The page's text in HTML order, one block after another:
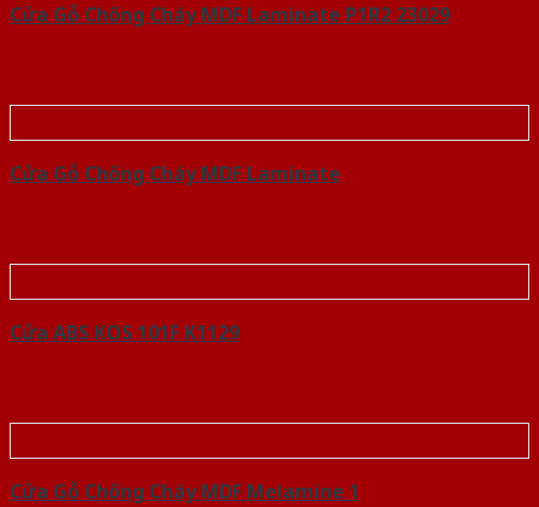
Cửa Gỗ Chống Cháy MDF Laminate P1R2 23029
Cửa Gỗ Chống Cháy MDF Laminate
Cửa ABS KOS 101F K1129
Cửa Gỗ Chống Cháy MDF Melamine 1